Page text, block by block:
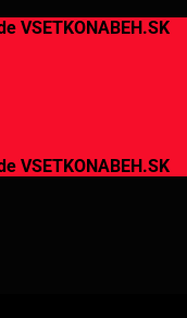
VSETKONABEH.SK
VSETKONABEH.SK